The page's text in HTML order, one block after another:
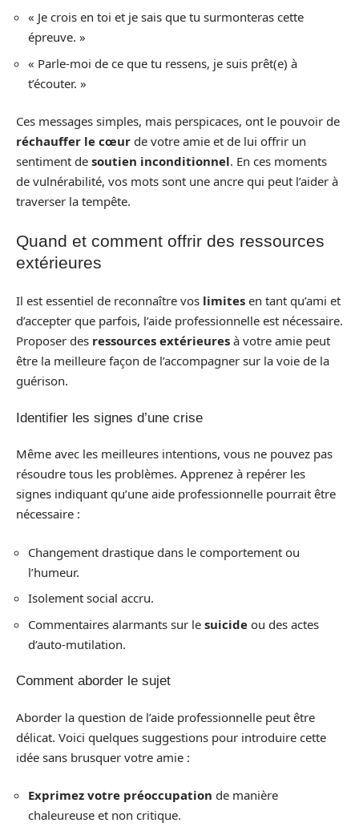
« Je crois en toi et je sais que tu surmonteras cette
épreuve. »
« Parle-moi de ce que tu ressens, je suis prêt(e) à
t’écouter. »
Ces messages simples, mais perspicaces, ont le pouvoir de
réchauffer le cœur de votre amie et de lui offrir un
sentiment de soutien inconditionnel. En ces moments
de vulnérabilité, vos mots sont une ancre qui peut l’aider à
traverser la tempête.
Quand et comment offrir des ressources
extérieures
Il est essentiel de reconnaître vos limites en tant qu’ami et
d’accepter que parfois, l’aide professionnelle est nécessaire.
Proposer des ressources extérieures à votre amie peut
être la meilleure façon de l’accompagner sur la voie de la
guérison.
Identifier les signes d’une crise
Même avec les meilleures intentions, vous ne pouvez pas
résoudre tous les problèmes. Apprenez à repérer les
signes indiquant qu’une aide professionnelle pourrait être
nécessaire :
Changement drastique dans le comportement ou
l’humeur.
Isolement social accru.
Commentaires alarmants sur le suicide ou des actes
d’auto-mutilation.
Comment aborder le sujet
Aborder la question de l’aide professionnelle peut être
délicat. Voici quelques suggestions pour introduire cette
idée sans brusquer votre amie :
Exprimez votre préoccupation de manière
chaleureuse et non critique.